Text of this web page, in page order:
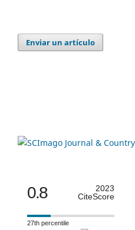
Enviar un artículo
0.8
2023
CiteScore
27th percentile